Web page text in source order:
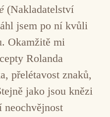
(Nakladatelství
jsem po ní kvůli
Okamžitě mi
Rolanda
přelétavost znaků,
jako jsou knězi